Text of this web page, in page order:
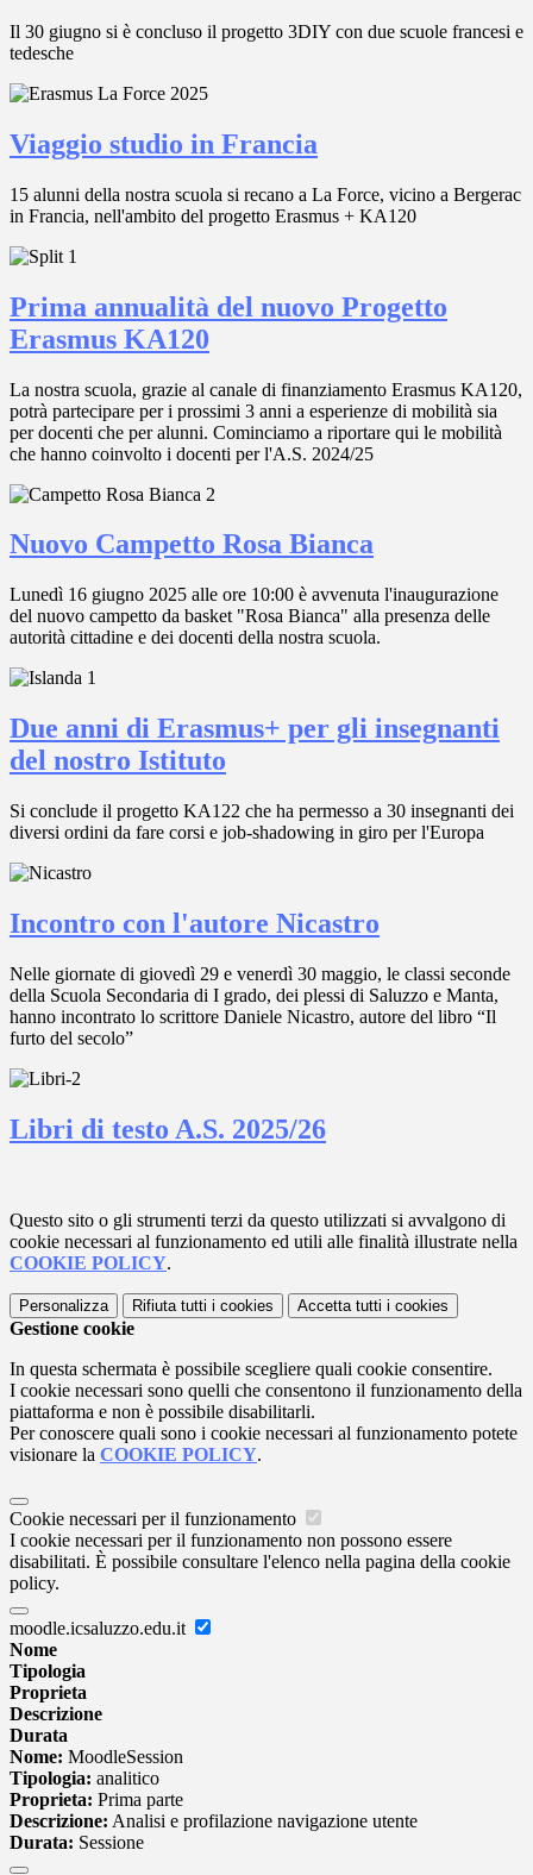
Il 30 giugno si è concluso il progetto 3DIY con due scuole francesi e
tedesche
Viaggio studio in Francia
15 alunni della nostra scuola si recano a La Force, vicino a Bergerac
in Francia, nell'ambito del progetto Erasmus + KA120
Prima annualità del nuovo Progetto
Erasmus KA120
La nostra scuola, grazie al canale di finanziamento Erasmus KA120,
potrà partecipare per i prossimi 3 anni a esperienze di mobilità sia
per docenti che per alunni. Cominciamo a riportare qui le mobilità
che hanno coinvolto i docenti per l'A.S. 2024/25
Nuovo Campetto Rosa Bianca
Lunedì 16 giugno 2025 alle ore 10:00 è avvenuta l'inaugurazione
del nuovo campetto da basket "Rosa Bianca" alla presenza delle
autorità cittadine e dei docenti della nostra scuola.
Due anni di Erasmus+ per gli insegnanti
del nostro Istituto
Si conclude il progetto KA122 che ha permesso a 30 insegnanti dei
diversi ordini da fare corsi e job-shadowing in giro per l'Europa
Incontro con l'autore Nicastro
Nelle giornate di giovedì 29 e venerdì 30 maggio, le classi seconde
della Scuola Secondaria di I grado, dei plessi di Saluzzo e Manta,
hanno incontrato lo scrittore Daniele Nicastro, autore del libro “Il
furto del secolo”
Libri di testo A.S. 2025/26
Questo sito o gli strumenti terzi da questo utilizzati si avvalgono di
cookie necessari al funzionamento ed utili alle finalità illustrate nella
COOKIE POLICY.
Personalizza Rifiuta tutti i cookies Accetta tutti i cookies
Gestione cookie
In questa schermata è possibile scegliere quali cookie consentire.
I cookie necessari sono quelli che consentono il funzionamento della
piattaforma e non è possibile disabilitarli.
Per conoscere quali sono i cookie necessari al funzionamento potete
visionare la COOKIE POLICY.
Cookie necessari per il funzionamento
I cookie necessari per il funzionamento non possono essere
disabilitati. È possibile consultare l'elenco nella pagina della cookie
policy.
moodle.icsaluzzo.edu.it
Nome
Tipologia
Proprieta
Descrizione
Durata
Nome: MoodleSession
Tipologia: analitico
Proprieta: Prima parte
Descrizione: Analisi e profilazione navigazione utente
Durata: Sessione